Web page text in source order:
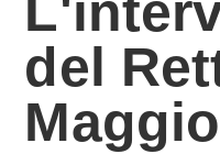
del